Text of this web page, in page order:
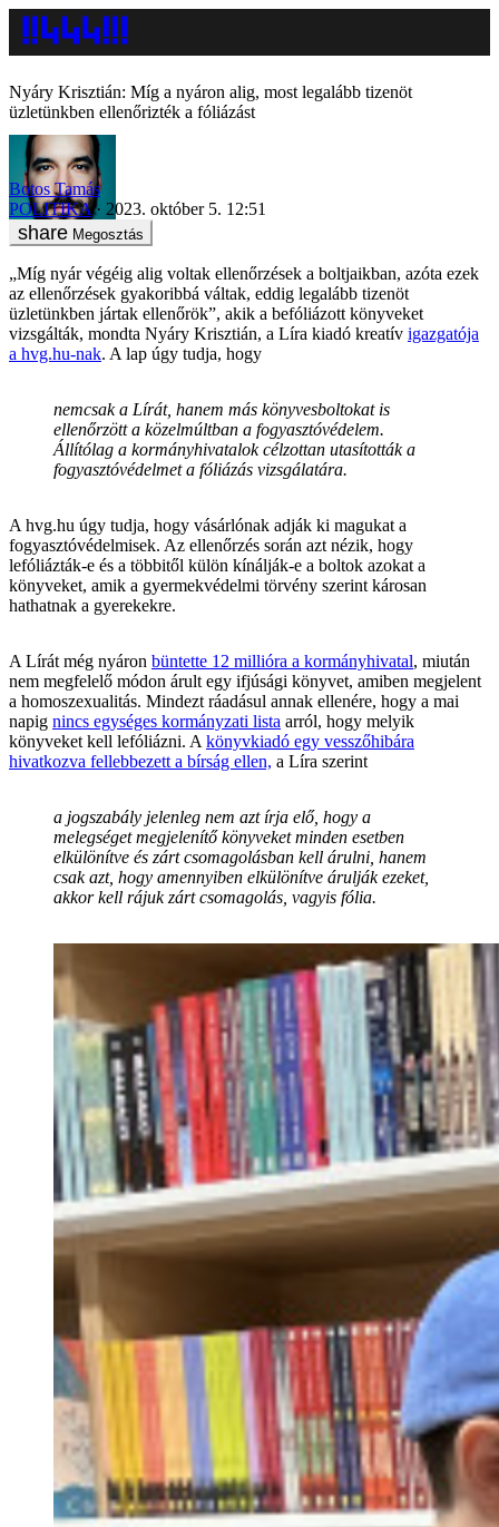
Nyáry Krisztián: Míg a nyáron alig, most legalább tizenöt
üzletünkben ellenőrizték a fóliázást
Botos Tamás
POLITIKA
2023. október 5. 12:51
Megosztás
„Míg nyár végéig alig voltak ellenőrzések a boltjaikban, azóta ezek
az ellenőrzések gyakoribbá váltak, eddig legalább tizenöt
üzletünkben jártak ellenőrök”, akik a befóliázott könyveket
vizsgálták, mondta Nyáry Krisztián, a Líra kiadó kreatív igazgatója
a hvg.hu-nak. A lap úgy tudja, hogy
nemcsak a Lírát, hanem más könyvesboltokat is
ellenőrzött a közelmúltban a fogyasztóvédelem.
Állítólag a kormányhivatalok célzottan utasították a
fogyasztóvédelmet a fóliázás vizsgálatára.
A hvg.hu úgy tudja, hogy vásárlónak adják ki magukat a
fogyasztóvédelmisek. Az ellenőrzés során azt nézik, hogy
lefóliázták-e és a többitől külön kínálják-e a boltok azokat a
könyveket, amik a gyermekvédelmi törvény szerint károsan
hathatnak a gyerekekre.
A Lírát még nyáron büntette 12 millióra a kormányhivatal, miután
nem megfelelő módon árult egy ifjúsági könyvet, amiben megjelent
a homoszexualitás. Mindezt ráadásul annak ellenére, hogy a mai
napig nincs egységes kormányzati lista arról, hogy melyik
könyveket kell lefóliázni. A könyvkiadó egy vesszőhibára
hivatkozva fellebbezett a bírság ellen, a Líra szerint
a jogszabály jelenleg nem azt írja elő, hogy a
melegséget megjelenítő könyveket minden esetben
elkülönítve és zárt csomagolásban kell árulni, hanem
csak azt, hogy amennyiben elkülönítve árulják ezeket,
akkor kell rájuk zárt csomagolás, vagyis fólia.